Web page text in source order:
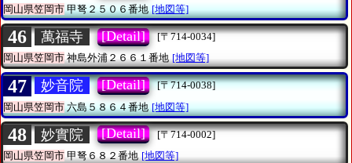
岡山県笠岡市甲弩２５０６番地 [地図等]
46 萬福寺 [Detail]
[〒714-0034]
岡山県笠岡市神島外浦２６６１番地 [地図等]
47 妙音院 [Detail]
[〒714-0038]
岡山県笠岡市六島５８６４番地 [地図等]
48 妙實院 [Detail]
[〒714-0002]
岡山県笠岡市甲弩６８２番地 [地図等]